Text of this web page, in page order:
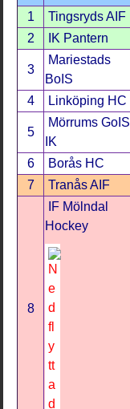
1
Tingsryds AIF
2
IK Pantern
3
Mariestads
BoIS
4 Linköping HC
5
Mörrums GoIS
IK
6 Borås HC
7
Tranås AIF
8
IF Mölndal
Hockey